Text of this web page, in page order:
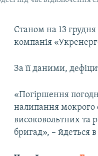
Станом на 13
компанія
За її даними,
«Погіршення
налипання мокрого
високовольтних та
бригад», – йдеться